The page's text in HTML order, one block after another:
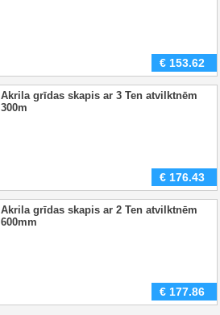
€ 153.62
Akrila grīdas skapis ar 3 Ten atvilktnēm
300m
€ 176.43
Akrila grīdas skapis ar 2 Ten atvilktnēm
600mm
€ 177.86